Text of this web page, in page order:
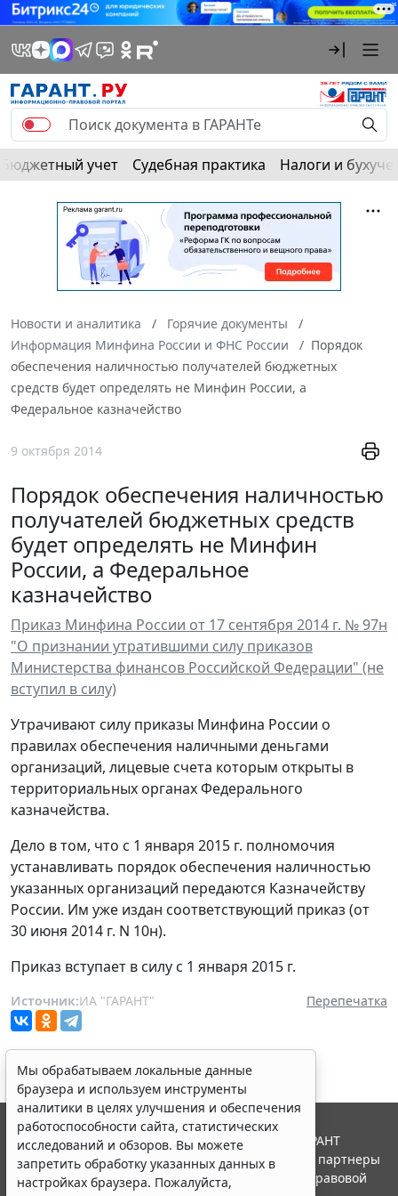
Бюджетный учет Судебная практика Налоги и
Новости и аналитика
Горячие документы
Информация Минфина России и ФНС России
Порядок
обеспечения наличностью получателей бюджетных
средств будет определять не Минфин России, а
Федеральное казначейство
9 октября 2014
Порядок обеспечения наличностью
получателей бюджетных средств
будет определять не Минфин
России, а Федеральное
казначейство
Приказ Минфина России от 17 сентября 2014 г. № 97н
"О признании утратившими силу приказов
Министерства финансов Российской Федерации" (не
вступил в силу)
Утрачивают силу приказы Минфина России о
правилах обеспечения наличными деньгами
организаций, лицевые счета которым открыты в
территориальных органах Федерального
казначейства.
Дело в том, что с 1 января 2015 г. полномочия
устанавливать порядок обеспечения наличностью
указанных организаций передаются Казначейству
России. Им уже издан соответствующий приказ (от
30 июня 2014 г. N 10н).
Приказ вступает в силу с 1 января 2015 г.
Источник:ИА "ГАРАНТ" Перепечатка
Мы обрабатываем локальные данные
браузера и используем инструменты
аналитики в целях улучшения и обеспечения
работоспособности сайта, статистических
исследований и обзоров. Вы можете
запретить обработку указанных данных в
настройках браузера. Пожалуйста,
© ООО "НПП "ГАРАНТ-СЕРВИС", 2026. Система ГАРАНТ
выпускается с 1990 года. Компания "Гарант" и ее партнеры
являются участниками Российской ассоциации правовой